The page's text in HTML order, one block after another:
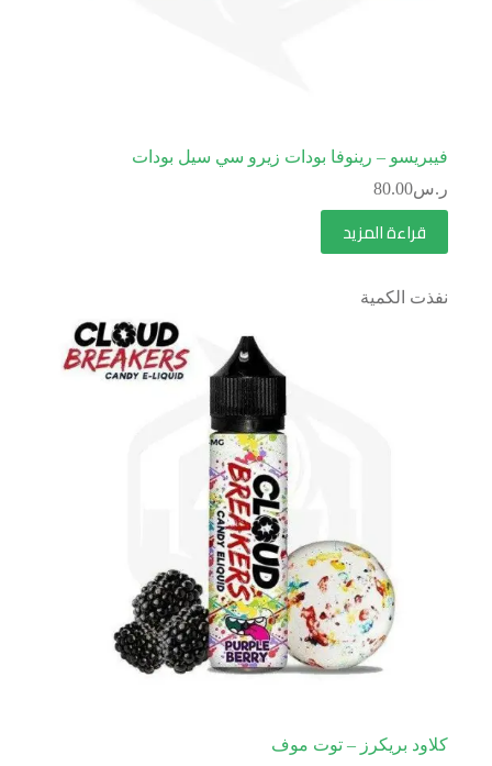
فيبريسو – رينوفا بودات زيرو سي سيل بودات
ر.س80.00
قراءة المزيد
نفذت الكمية
كلاود بريكرز – توت موف